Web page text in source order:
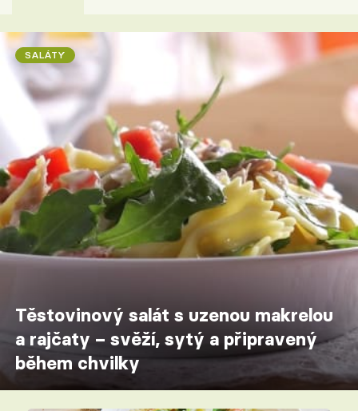
SALÁTY
Těstovinový salát s uzenou makrelou
a rajčaty – svěží, sytý a připravený
během chvilky